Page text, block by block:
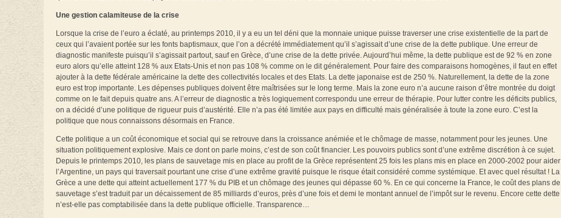
Une gestion calamiteuse de la crise
Lorsque la crise de l’euro a éclaté, au printemps 2010, il y a eu un tel déni que la monnaie unique puisse traverser une crise existentielle de la part de
ceux qui l’avaient portée sur les fonts baptismaux, que l’on a décrété immédiatement qu’il s’agissait d’une crise de la dette publique. Une erreur de
diagnostic manifeste puisqu’il s’agissait partout, sauf en Grèce, d’une crise de la dette privée. Aujourd’hui même, la dette publique est de 92 % en zone
euro alors qu’elle atteint 128 % aux Etats‑Unis et non pas 108 % comme on le dit généralement. Pour faire des comparaisons homogènes, il faut en effet
ajouter à la dette fédérale américaine la dette des collectivités locales et des Etats. La dette japonaise est de 250 %. Naturellement, la dette de la zone
euro est trop importante. Les dépenses publiques doivent être maîtrisées sur le long terme. Mais la zone euro n’a aucune raison d’être montrée du doigt
comme on le fait depuis quatre ans. A l’erreur de diagnostic a très logiquement correspondu une erreur de thérapie. Pour lutter contre les déficits publics,
on a décidé d’une politique de rigueur puis d’austérité. Elle n’a pas été limitée aux pays en difficulté mais généralisée à toute la zone euro. C’est la
politique que nous connaissons désormais en France.
Cette politique a un coût économique et social qui se retrouve dans la croissance anémiée et le chômage de masse, notamment pour les jeunes. Une
situation politiquement explosive. Mais ce dont on parle moins, c’est de son coût financier. Les pouvoirs publics sont d’une extrême discrétion à ce sujet.
Depuis le printemps 2010, les plans de sauvetage mis en place au profit de la Grèce représentent 25 fois les plans mis en place en 2000-2002 pour aider
l’Argentine, un pays qui traversait pourtant une crise d’une extrême gravité puisque le risque était considéré comme systémique. Et avec quel résultat ! La
Grèce a une dette qui atteint actuellement 177 % du PIB et un chômage des jeunes qui dépasse 60 %. En ce qui concerne la France, le coût des plans de
sauvetage s’est traduit par un décaissement de 85 milliards d’euros, près d’une fois et demi le montant annuel de l’impôt sur le revenu. Encore cette dette
n’est-elle pas comptabilisée dans la dette publique officielle. Transparence…